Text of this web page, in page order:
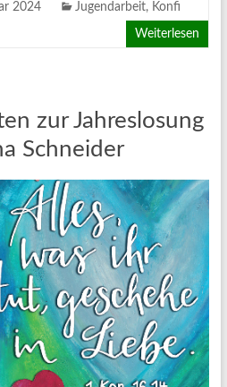
2024 Jugendarbeit, Konfi
Weiterlesen
zur Jahreslosung
Schneider